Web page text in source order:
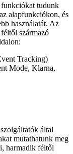
funkciókat tudunk
alapfunkciókon, és
használatát. Az
származó
Tracking)
Mode, Klarna,
által
mutathatunk meg
harmadik féltől